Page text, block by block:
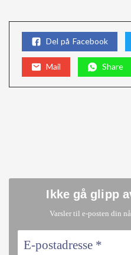
Del på Facebook
Mail Share
Ikke gå glipp
Varsler til e-posten din